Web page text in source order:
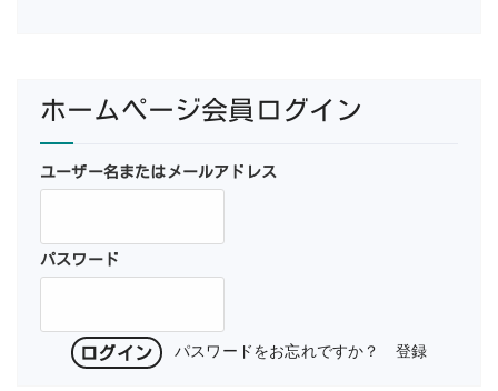
ホームページ会員ログイン
ユーザー名またはメールアドレス
パスワード
パスワードをお忘れですか？ 登録